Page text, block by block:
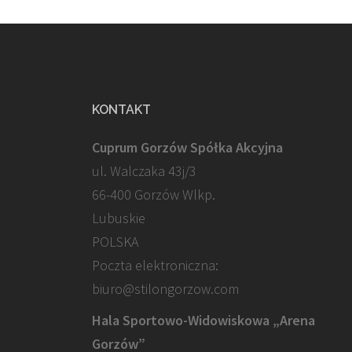
KONTAKT
Cuprum Gorzów Spółka Akcyjna
ul. Walczaka 43j/3
66-400 Gorzów Wlkp.
Lubuskie
POLSKA
Poczta elektroniczna:
biuro@stilongorzow.com
Hala Sportowo-Widowiskowa „Arena
Gorzów”